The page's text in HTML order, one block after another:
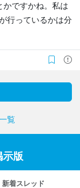
かですかね。私は
行っているかは分
覧
示版
新着スレッド